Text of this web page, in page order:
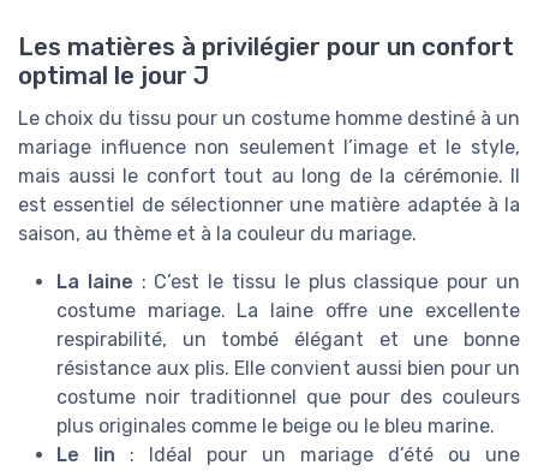
Les matières à privilégier pour un confort
optimal le jour J
Le choix du tissu pour un costume homme destiné à un
mariage influence non seulement l’image et le style,
mais aussi le confort tout au long de la cérémonie. Il
est essentiel de sélectionner une matière adaptée à la
saison, au thème et à la couleur du mariage.
La laine : C’est le tissu le plus classique pour un
costume mariage. La laine offre une excellente
respirabilité, un tombé élégant et une bonne
résistance aux plis. Elle convient aussi bien pour un
costume noir traditionnel que pour des couleurs
plus originales comme le beige ou le bleu marine.
Le lin : Idéal pour un mariage d’été ou une